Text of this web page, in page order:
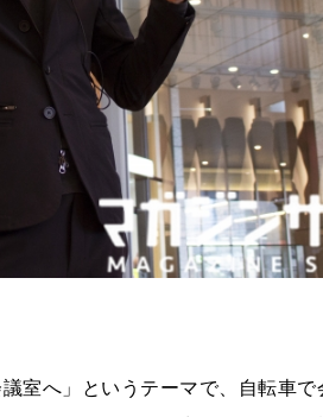
室へ」というテーマで、自転車